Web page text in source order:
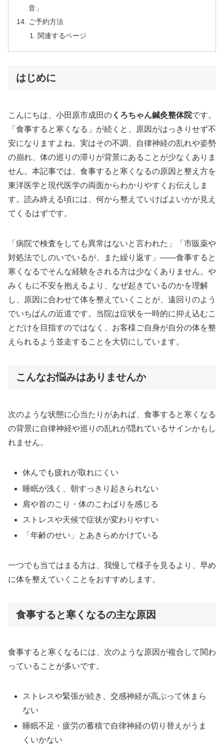
音」
ご予約方法
関連するページ
はじめに
こんにちは、小田原市成田の くろちゃん鍼灸整体院です。
「食事すると寒くなる」が続くと、原因がはっきりせず不
安になりますよね。実はその不調、自律神経の乱れや姿勢
の崩れ、体の巡りの滞りが背景にあることが少なくありま
せん。本記事では、食事すると寒くなるの原因と整え方を
東洋医学と現代医学の両面からわかりやすくお伝えしま
す。読み終える頃には、何から整えていけばよいかが見え
てくるはずです。
「病院で検査をしても異常はないと言われた」「市販薬や
対処法でしのいでいるが、また繰り返す」——食事すると
寒くなるでそんな経験をされる方は少なくありません。や
みくもに不安を抱えるより、なぜ起きているのかを理解
し、原因に合わせて体を整えていくことが、遠回りのよう
でいちばんの近道です。当院は症状を一時的に抑え込むこ
とだけを目指すのではなく、お客様ご自身が自分の体を整
えられるよう並走することを大切にしています。
こんなお悩みはありませんか
次のような状態に心当たりがあれば、食事すると寒くなる
の背景に自律神経や巡りの乱れが隠れているサインかもし
れません。
休んでも疲れが取れにくい
睡眠が浅く、朝すっきり起きられない
肩や首のこり・体のこわばりを感じる
ストレスや天候で症状が変わりやすい
「年齢のせい」とあきらめかけている
一つでも当てはまる方は、我慢して様子を見るより、早め
に体を整えていくことをおすすめします。
食事すると寒くなるの主な原因
食事すると寒くなるには、次のような原因が複合して関わ
っていることが多いです。
ストレスや緊張が続き、交感神経が高ぶって休まら
ない
睡眠不足・疲労の蓄積で自律神経の切り替えがうま
くいかない